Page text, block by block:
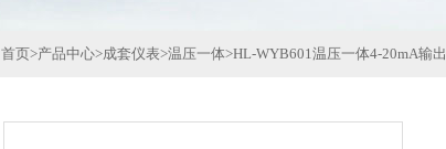
首页>产品中心>成套仪表>温压一体>HL-WYB601温压一体4-20mA输出